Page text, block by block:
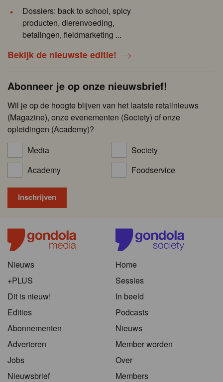
Dossiers: back to school, spicy
producten, dierenvoeding,
betalingen, fieldmarketing ...
Bekijk de nieuwste editie!
Abonneer je op onze nieuwsbrief!
Wil je op de hoogte blijven van het laatste retailnieuws
(Magazine), onze evenementen (Society) of onze
opleidingen (Academy)?
Media
Society
Academy
Foodservice
Nieuws
+PLUS
Dit is nieuw!
Edities
Abonnementen
Adverteren
Jobs
Nieuwsbrief
Home
Sessies
In beeld
Podcasts
Nieuws
Member worden
Over
Members